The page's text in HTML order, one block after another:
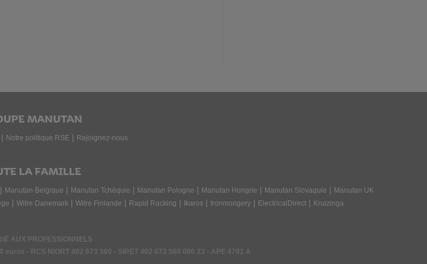
Collectivités, vous êtes sûr de trouver des meubles fiables et durables en parfaite adéquation avec
MANUTAN
| Notre politique RSE | Rejoignez-nous
LA FAMILLE
| Manutan Belgique | Manutan Tchéquie | Manutan Pologne | Manutan Hongrie | Manutan Slovaquie | Manutan UK
| Witre Danemark| Witre Finlande | Rapid Racking | Ikaros | Ironmongery| ElectricalDirect| Kruizinga
AUX PROFESSIONNELS
euros - RCS NIORT 402 673 560 - SIRET 402 673 560 000 23 - APE 4791 A